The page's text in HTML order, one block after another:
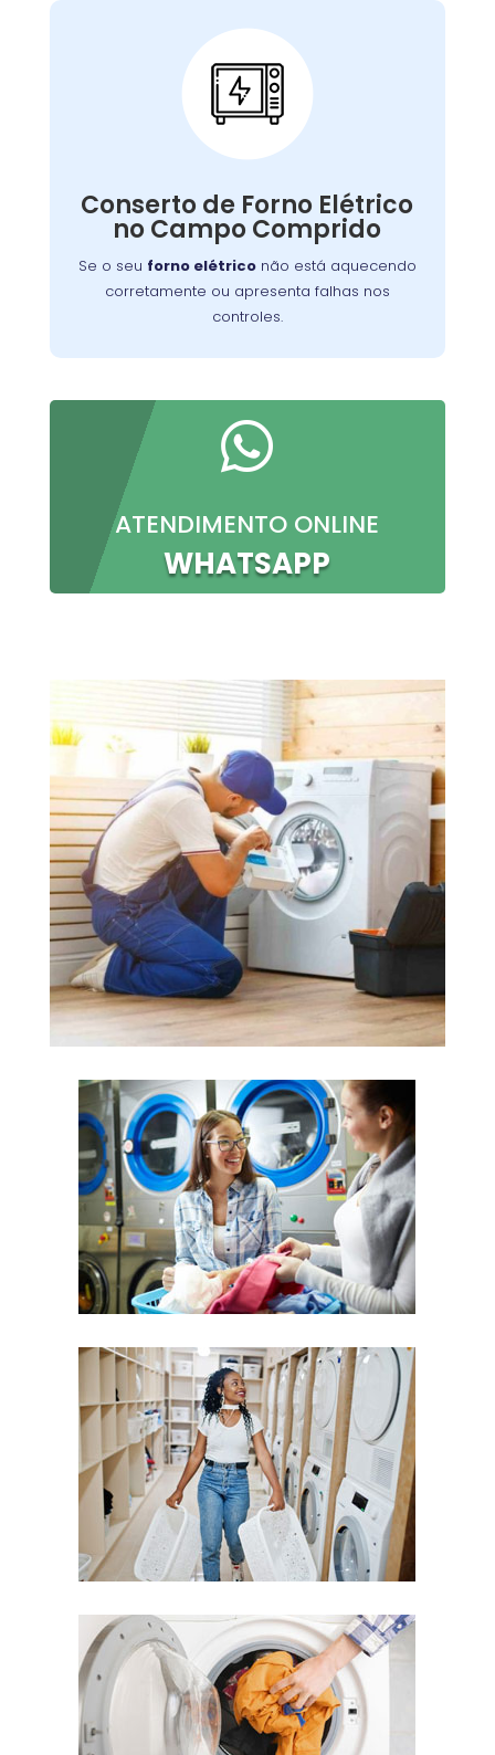
Conserto de Forno Elétrico
no Campo Comprido
Se o seu forno elétriconão está aquecendo
corretamente ou apresenta falhas nos
controles.
Conserto de Forno
Elétrico:
o problema, permitindo que você continue a
preparar suas refeições favoritas sem

ATENDIMENTO ONLINE
WHATSAPP